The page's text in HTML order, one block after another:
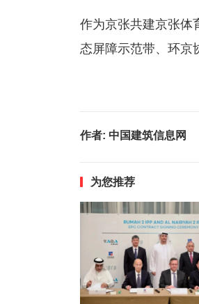
作为京张共建京张体
态屏障示范带、环京
作者: 中国建筑信息网
为您推荐